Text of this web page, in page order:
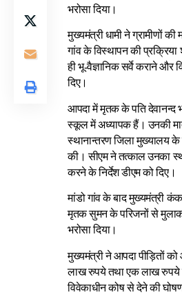
भरोसा दिया।
मुख्यमंत्री धामी ने ग्रामीणों की
गांव के विस्थापन की
ही भू-वैज्ञानिक सर्वे कराने और
दिए।
आपदा में मृतक के पति देवानन्द
स्कूल में अध्यापक हैं। उनकी
स्थानान्तरण जिला मुख्यालय
की। सीएम ने तत्काल उनका
करने के निर्देश डीएम को दिए।
मांडो गांव के बाद मुख्यमंत्री
मृतक सुमन के परिजनों से
भरोसा दिया।
मुख्यमंत्री ने आपदा पीड़ितों
लाख रुपये तथा एक लाख रुपये
विवेकाधीन कोष से देने की